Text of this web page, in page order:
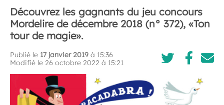
Découvrez les gagnants du jeu concours
Mordelire de décembre 2018 (n° 372), «Ton
tour de magie».
Publié le 17 janvier 2019 à 15:36
Modifié le 26 octobre 2022 à 15:21